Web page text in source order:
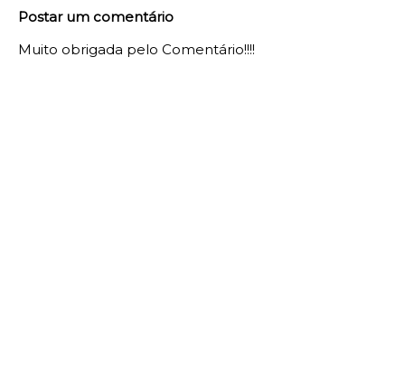
Postar um comentário
Muito obrigada pelo Comentário!!!!